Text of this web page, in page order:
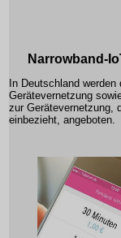
Narrowband-
In Deutschland
Gerätevernetzung
zur Gerätevernetzung,
einbezieht, angeboten.